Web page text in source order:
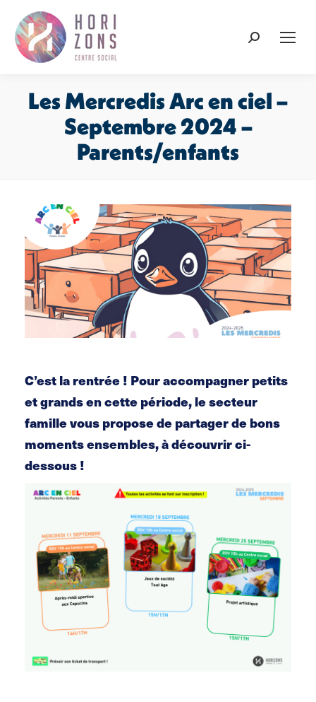
Recherche
Les Mercredis Arc en ciel –
Septembre 2024 –
Parents/enfants
C’est la rentrée ! Pour accompagner petits
et grands en cette période, le secteur
famille vous propose de partager de bons
moments ensembles, à découvrir ci-
dessous !